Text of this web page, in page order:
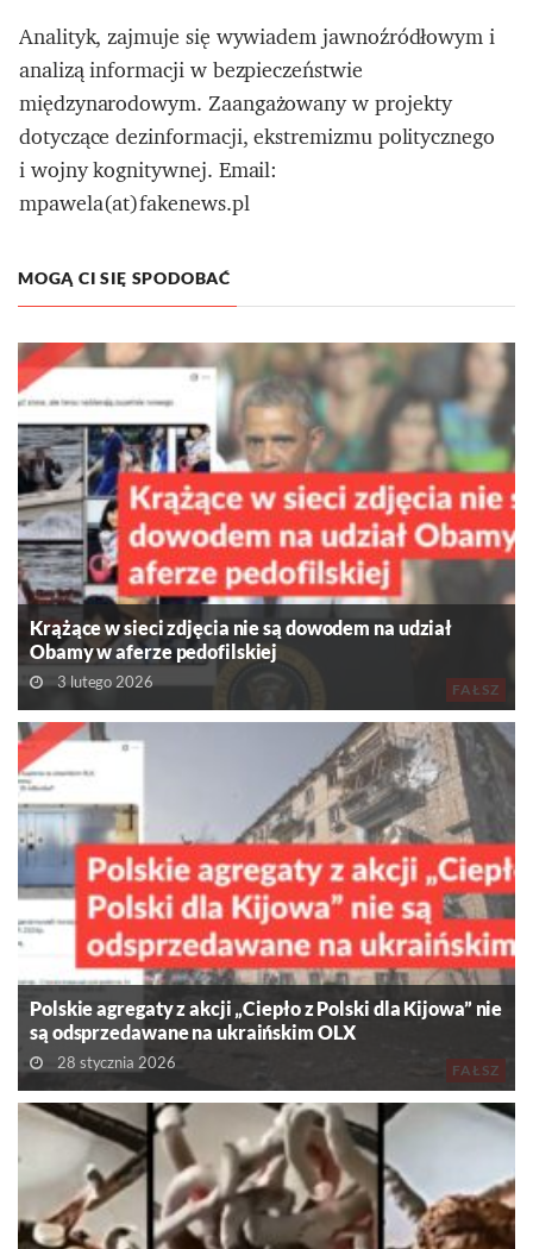
Analityk, zajmuje się wywiadem jawnoźródłowym i
analizą informacji w bezpieczeństwie
międzynarodowym. Zaangażowany w projekty
dotyczące dezinformacji, ekstremizmu politycznego
i wojny kognitywnej. Email:
mpawela(at)fakenews.pl
MOGĄ CI SIĘ SPODOBAĆ
FAŁSZ
Krążące w sieci zdjęcia nie są dowodem na udział
Obamy w aferze pedofilskiej
3 lutego 2026
FAŁSZ
Polskie agregaty z akcji „Ciepło z Polski dla Kijowa” nie
są odsprzedawane na ukraińskim OLX
28 stycznia 2026